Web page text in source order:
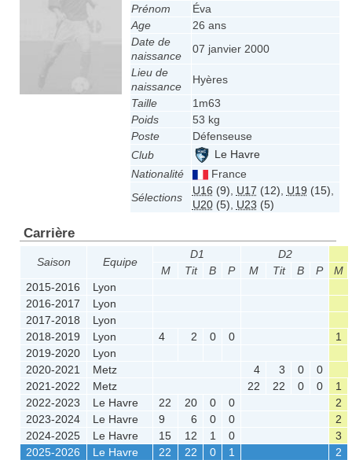
Prénom
Éva
Age
26 ans
Date de
naissance
07 janvier 2000
Lieu de
naissance
Hyères
Taille
1m63
Poids
53 kg
Poste
Défenseuse
Club
Le Havre
Nationalité
France
Sélections
U16 (9), U17 (12), U19 (15),
U20(5), U23 (5)
Carrière
Saison Equipe
D1
D2
M
Tit B P M Tit B P M
2015-2016
Lyon
2016-2017
Lyon
2017-2018
Lyon
2018-2019
Lyon 4 2 0 0
1
2019-2020
Lyon
2020-2021
Metz 4 3 0
0
2021-2022
Metz 22 22 0 0
1
2022-2023
Le Havre 22 20 0 0
2
2023-2024
Le Havre 9 6 0 0
2
2024-2025
Le Havre 15 12 1 0
3
2025-2026
Le Havre 22 22 0 1
2